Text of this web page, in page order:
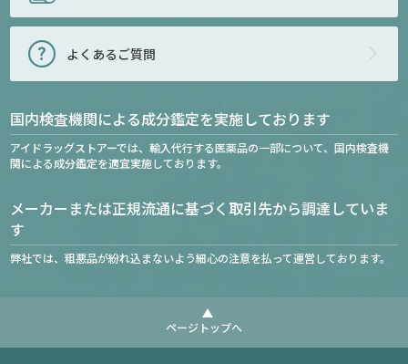
よくあるご質問
国内検査機関による成分鑑定を実施しております
アイドラッグストアーでは、輸入代行する医薬品の一部について、国内検査機
関による成分鑑定を適宜実施しております。
メーカーまたは正規流通に基づく取引先から調達していま
す
弊社では、粗悪品が紛れ込まないよう細心の注意を払って運営しております。
ページトップへ